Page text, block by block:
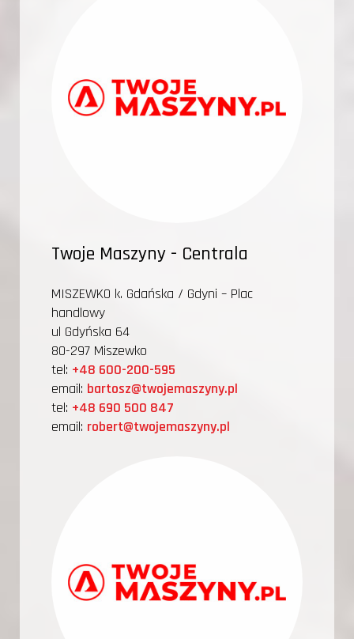
Twoje Maszyny - Centrala
MISZEWKO k. Gdańska / Gdyni – Plac
handlowy
ul Gdyńska 64
80-297 Miszewko
tel: +48 600-200-595
email: bartosz@twojemaszyny.pl
tel: +48 690 500 847
email: robert@twojemaszyny.pl